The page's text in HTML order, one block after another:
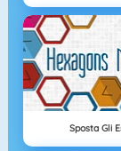
Sposta Gli